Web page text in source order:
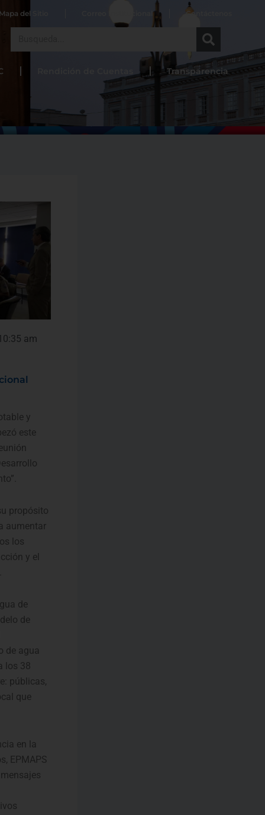
Mapa del Sitio Contáctenos
Transparencia
am
y
este
propósito
aumentar
los
y el
de
de
de agua
los 38
públicas,
que
en la
EPMAPS